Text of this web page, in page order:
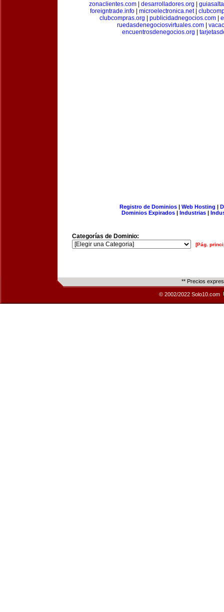
zonaclientes.com| desarrolladores.org
foreigntrade.info
microelectronica.net|
clubcompras.org
publicidadnegocios.com
ruedasdenegociosvirtuales.com|
encuentrosdenegocios.org
Registro de Dominios| Web Hosting |
Dominios Expirados | Industrias |
Categorías de Dominio:
[Pág.
** Precios
© 2002/2022 Solo10.com